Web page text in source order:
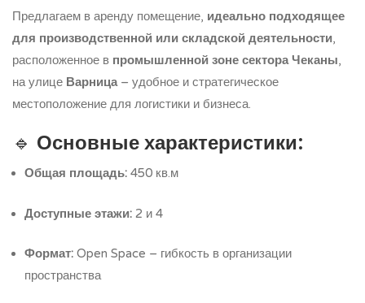
Предлагаем в аренду помещение, идеально подходящее
для производственной или складской деятельности
расположенное в промышленной зоне сектора Чеканы
на улице Варница – удобное и стратегическое
местоположение для логистики и бизнеса.
🔹 Основные характеристики:
Общая площадь: 450 кв.м
Доступные этажи: 2 и 4
Формат: Open Space – гибкость в организации
пространства